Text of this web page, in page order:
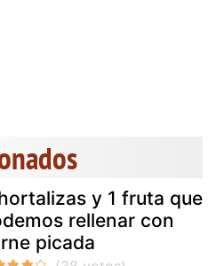
y 1 fruta que
rellenar con
picada